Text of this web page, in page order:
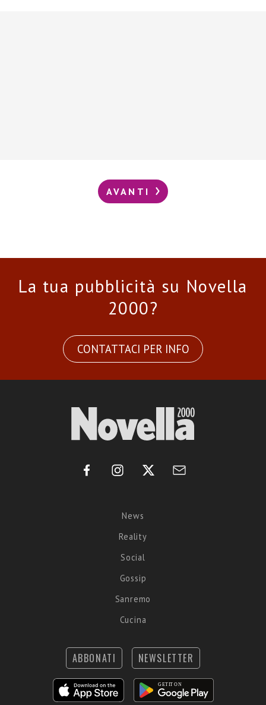
AVANTI
La tua pubblicità su Novella
2000?
CONTATTACI PER INFO
News
Reality
Social
Gossip
Sanremo
Cucina
ABBONATI NEWSLETTER